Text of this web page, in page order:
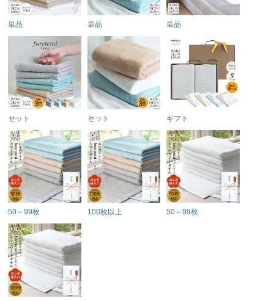
単品 単品 単品
セット セット ギフト
50～99枚 100枚以上 50～99枚